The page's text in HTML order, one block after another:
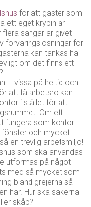
för att gäster som
ett eget krypin är
flera sängar är givet
förvaringslösningar för
kan tänkas ha
om det finns ett
– vissa på heltid och
att få arbetsro kan
i stället för att
Om ett
fungera som kontor
fönster och mycket
en trevlig arbetsmiljö!
som ska användas
utformas på något
med så mycket som
bland grejerna så
här. Hur ska sakerna
skåp?